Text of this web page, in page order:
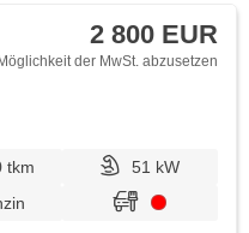
2 800 EUR
Möglichkeit der MwSt. abzusetzen
tkm
51 kW